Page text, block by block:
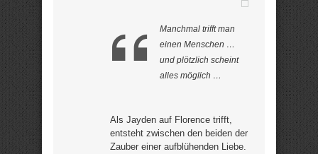
Manchmal trifft man
einen Menschen …
und plötzlich scheint
alles möglich …
Als Jayden auf Florence trifft,
entsteht zwischen den beiden der
Zauber einer aufblühenden Liebe.